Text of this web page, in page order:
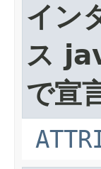
イン
ス
で宣